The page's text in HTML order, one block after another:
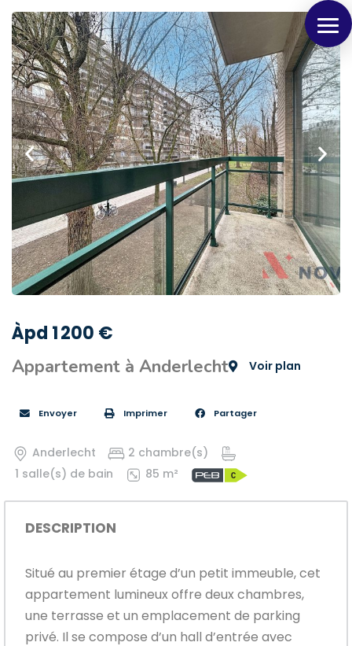
Panneau de gestion des cookies
Àpd 1 200 €
Appartement à Anderlecht Voir plan
Envoyer Imprimer Partager
Anderlecht
2 chambre(s)
1 salle(s) de bain
85 m²
DESCRIPTION
Situé au premier étage d’un petit immeuble, cet
appartement lumineux offre deux chambres,
une terrasse et un emplacement de parking
privé. Il se compose d’un hall d’entrée avec